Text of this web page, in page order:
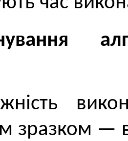
зразком —